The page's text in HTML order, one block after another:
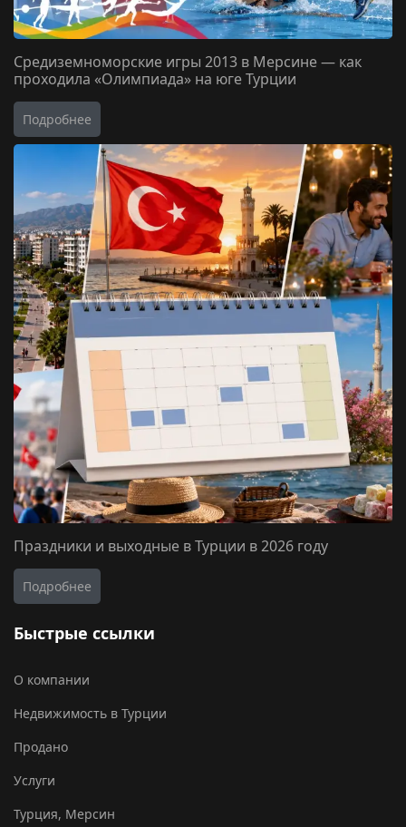
Средиземноморские игры 2013 в Мерсине — как
проходила «Олимпиада» на юге Турции
Подробнее
Праздники и выходные в Турции в 2026 году
Подробнее
Быстрые ссылки
О компании
Недвижимость в Турции
Продано
Услуги
Турция, Мерсин